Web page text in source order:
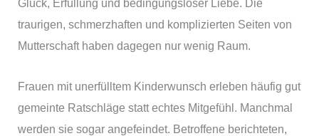
Glück, Erfüllung und bedingungsloser Liebe. Die
traurigen, schmerzhaften und komplizierten Seiten von
Mutterschaft haben dagegen nur wenig Raum.
Frauen mit unerfülltem Kinderwunsch erleben häufig gut
gemeinte Ratschläge statt echtes Mitgefühl. Manchmal
werden sie sogar angefeindet. Betroffene berichteten,